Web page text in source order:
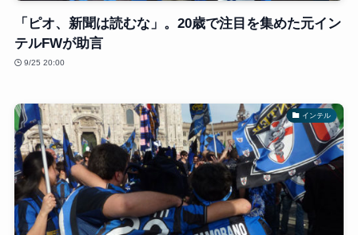
「ピオ、新聞は読むな」。20歳で注目を集めた元イン
テルFWが助言
9/25 20:00
インテル